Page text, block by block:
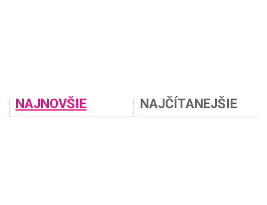
NAJNOVŠIE NAJČÍTANEJŠIE